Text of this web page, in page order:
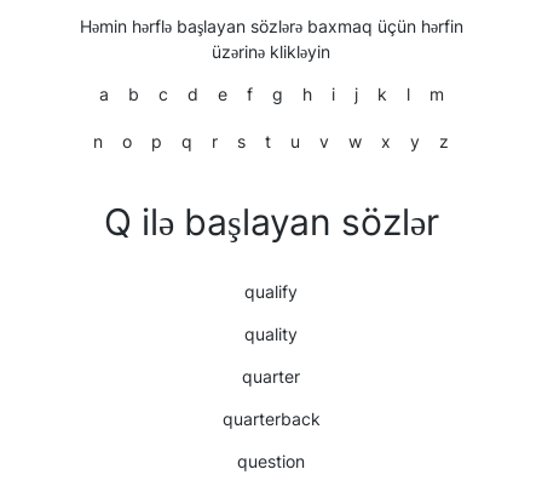
Həmin hərflə başlayan sözlərə baxmaq üçün hərfin
üzərinə klikləyin
a b c d e f g h i j k l m
n o p q r s t u v w x y z
Q ilə başlayan sözlər
qualify
quality
quarter
quarterback
question